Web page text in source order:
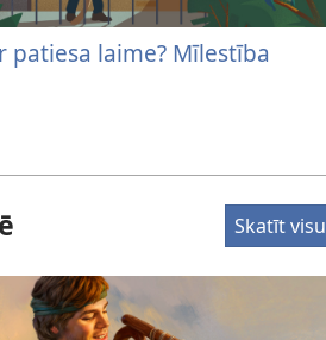
patiesa laime? Mīlestība
Skatīt visu